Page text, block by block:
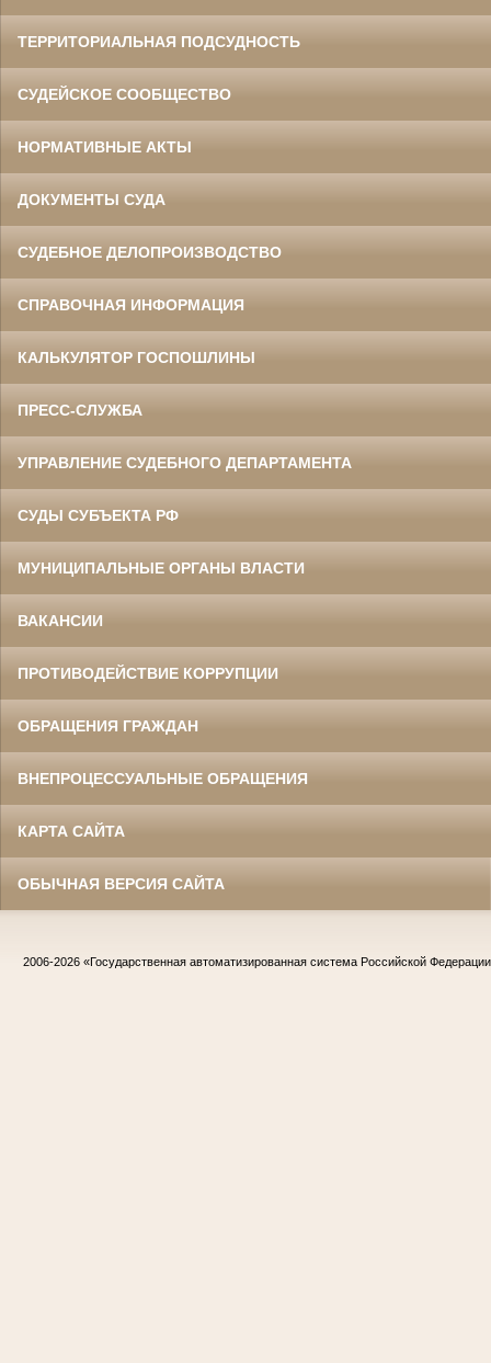
ТЕРРИТОРИАЛЬНАЯ ПОДСУДНОСТЬ
СУДЕЙСКОЕ СООБЩЕСТВО
НОРМАТИВНЫЕ АКТЫ
ДОКУМЕНТЫ СУДА
СУДЕБНОЕ ДЕЛОПРОИЗВОДСТВО
СПРАВОЧНАЯ ИНФОРМАЦИЯ
КАЛЬКУЛЯТОР ГОСПОШЛИНЫ
ПРЕСС-СЛУЖБА
УПРАВЛЕНИЕ СУДЕБНОГО ДЕПАРТАМЕНТА
СУДЫ СУБЪЕКТА РФ
МУНИЦИПАЛЬНЫЕ ОРГАНЫ ВЛАСТИ
ВАКАНСИИ
ПРОТИВОДЕЙСТВИЕ КОРРУПЦИИ
ОБРАЩЕНИЯ ГРАЖДАН
ВНЕПРОЦЕССУАЛЬНЫЕ ОБРАЩЕНИЯ
КАРТА САЙТА
ОБЫЧНАЯ ВЕРСИЯ САЙТА
2006-2026 «Государственная автоматизированная система Российской